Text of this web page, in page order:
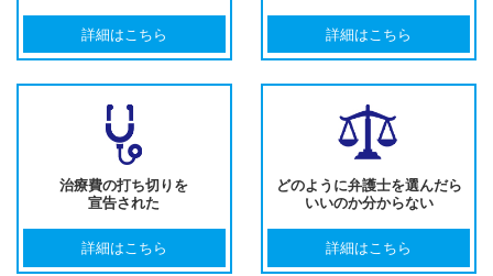
詳細はこちら 詳細はこちら
治療費の打ち切りを
宣告された
詳細はこちら
どのように弁護士を選んだら
いいのか分からない
詳細はこちら